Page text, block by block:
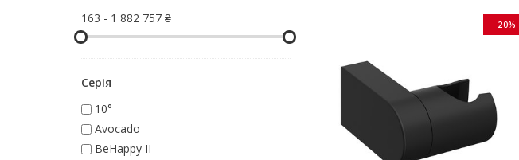
163 - 1 882 757 ₴
Серія
10°
Avocado
BeHappy II
− 20%